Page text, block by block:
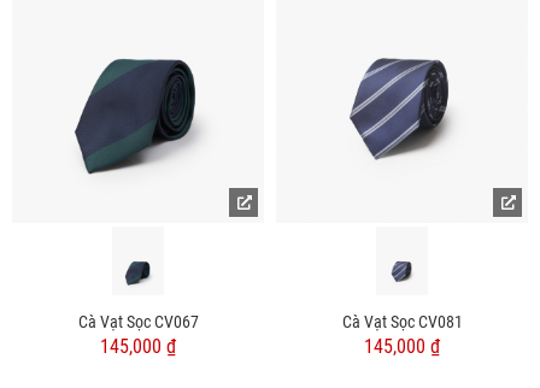
Cà Vạt Sọc CV067
145,000 ₫
Cà Vạt Sọc CV081
145,000 ₫